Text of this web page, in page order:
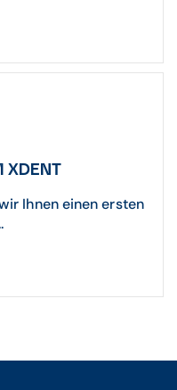
XDENT
Ihnen einen ersten